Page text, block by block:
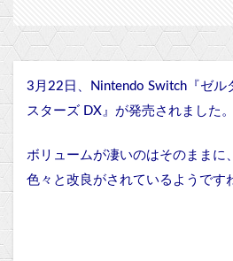
3月22日、Nintendo Switch『ゼル
スターズ DX』が発売されました。
ボリュームが凄いのはそのままに
色々と改良がされているようです